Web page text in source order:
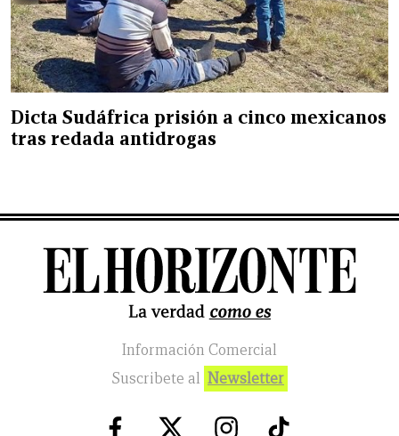
Dicta Sudáfrica prisión a cinco mexicanos
tras redada antidrogas
Información Comercial
Suscribete al Newsletter